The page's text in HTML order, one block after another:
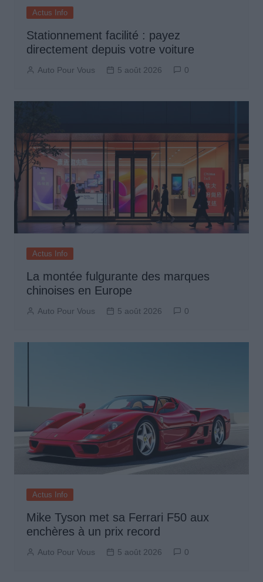
Actus Info
Stationnement facilité : payez
directement depuis votre voiture
Auto Pour Vous 5 août 2026 0
Actus Info
La montée fulgurante des marques
chinoises en Europe
Auto Pour Vous 5 août 2026 0
Actus Info
Mike Tyson met sa Ferrari F50 aux
enchères à un prix record
Auto Pour Vous 5 août 2026 0